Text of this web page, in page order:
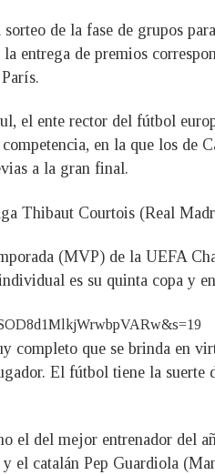
de la fase de grupos
entrega de premios
el ente rector del fútbol
en la que los de
a la gran final.
Thibaut Courtois (Real
(MVP) de la UEFA
es su quinta copa y
completo que se brinda en
El fútbol tiene la
el del mejor entrenador del
el catalán Pep Guardiola